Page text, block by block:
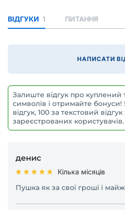
ВІДГУКИ 1 ПИТАННЯ
НАПИСАТИ
Залиште відгук про
символів і отримайте бонуси!
відгук, 100 за текстовий
зареєстрованих користувачів.
денис
Кілька місяців
Пушка як за свої гроші і